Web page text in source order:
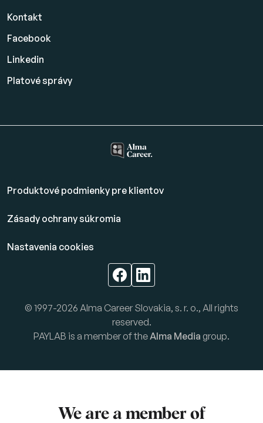
Kontakt
Facebook
Linkedin
Platovésprávy
Produktové podmienky pre klientov
Zásady ochrany súkromia
Nastavenia cookies
© 1997-2026 Alma Career Slovakia, s. r. o., All rights
reserved.
PAYLAB is a member of the Alma Media group.
We are a member of